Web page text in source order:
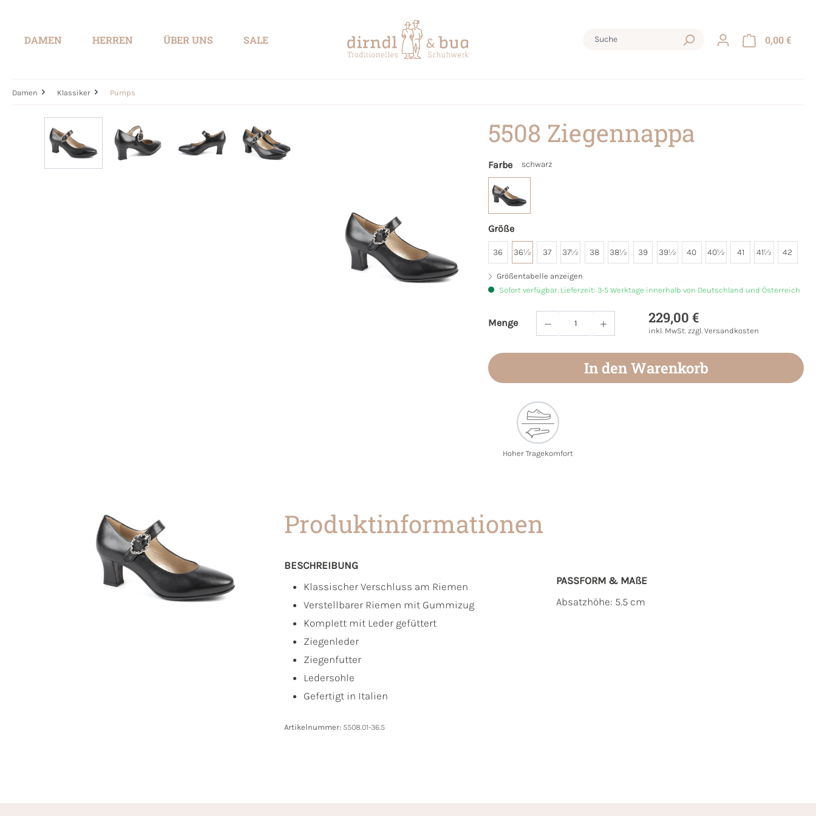
DAMEN HERREN ÜBER UNS SALE 0,00 €
Damen Klassiker Pumps
Bildergalerie überspringen 5508 Ziegennappa
Farbe schwarz
Größe
36 36½ 37 37½ 38 38½ 39 39½ 40 40½ 41 41½ 42
Größentabelle anzeigen
Sofort verfügbar, Lieferzeit: 3-5 Werktage innerhalb von Deutschland und Österreich
Menge
Produkt Anzahl: Gib den gewünschten Wert ein
229,00 €
inkl. MwSt. zzgl. Versandkosten
In den Warenkorb
Hoher Tragekomfort
Produktinformationen
BESCHREIBUNG
Klassischer Verschluss am Riemen
Verstellbarer Riemen mit Gummizug
Komplett mit Leder gefüttert
Ziegenleder
Ziegenfutter
Ledersohle
Gefertigt in Italien
PASSFORM & MAẞE
Absatzhöhe: 5.5 cm
Artikelnummer: 5508.01-36.5